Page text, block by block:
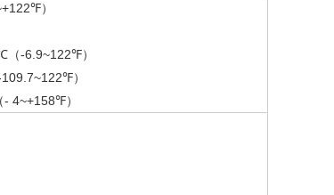
）
（-6.9~122℉）
）
4~+158℉）